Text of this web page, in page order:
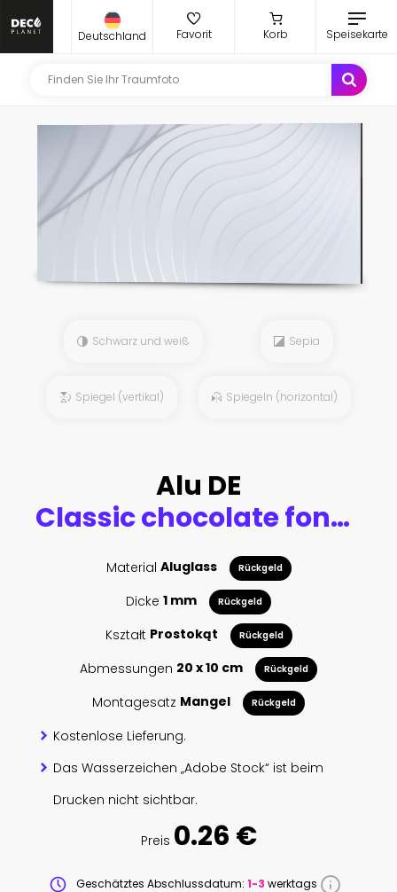
Deutschland Favorit Korb Speisekarte
Schwarz und weiß Sepia
Spiegel (vertikal) Spiegeln (horizontal)
Alu DE
Classic chocolate fondant on a dark background. Chocolate muffins
Material Aluglass Rückgeld
Dicke 1 mm Rückgeld
Kształt Prostokąt Rückgeld
Abmessungen 20 x 10 cm Rückgeld
Montagesatz Mangel Rückgeld
Kostenlose Lieferung.
Das Wasserzeichen „Adobe Stock“ ist beim
Drucken nicht sichtbar.
Preis 0.26 €
Geschätztes Abschlussdatum: 1-3 werktags